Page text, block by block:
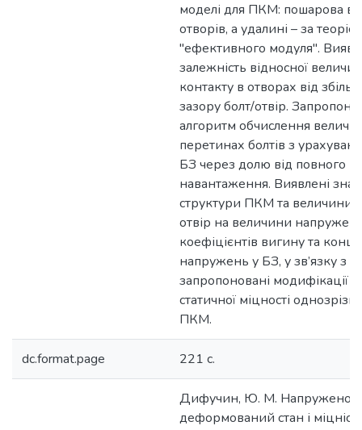
моделі для ПКМ: пошарова в
отворів, а удалині – за
"ефективного модуля".
залежність відносної
контакту в отворах від
зазору болт/отвір.
алгоритм обчислення
перетинах болтів з
БЗ через долю від повного
навантаження. Виявлені
структури ПКМ та величини
отвір на величини
коефіцієнтів вигину та
напружень у БЗ, у зв’язку з
запропоновані модифікації
статичної міцності
ПКМ.
dc.format.page 221 с.
Дифучин, Ю. М. Напружено-
деформований стан і